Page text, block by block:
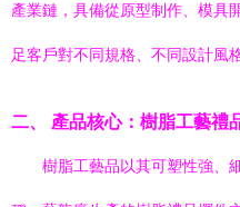
產業鏈，具備從原型制作、模具
足客戶對不同規格、不同設計風
二、 產品核心：樹脂工藝禮
樹脂工藝品以其可塑性強、